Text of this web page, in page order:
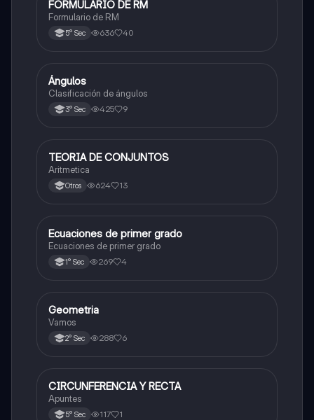
Matemáticas
FORMULARIO DE RM
Formulario de RM
5° Sec 636 40
Matemáticas
Ángulos
Clasificación de ángulos
3° Sec 425 9
Matemáticas
TEORIA DE CONJUNTOS
Aritmetica
Otros 624 13
Matemáticas
Ecuaciones de primer grado
Ecuaciones de primer grado
1° Sec 269 4
Matemáticas
Geometria
Vamos
2° Sec 288 6
Matemáticas
CIRCUNFERENCIA Y RECTA
Apuntes
5° Sec 117 1